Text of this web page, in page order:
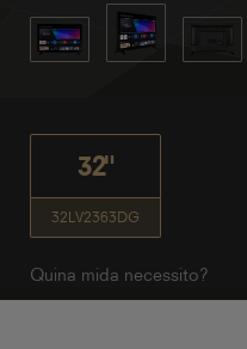
32"
32LV2363DG
Quina mida necessito?